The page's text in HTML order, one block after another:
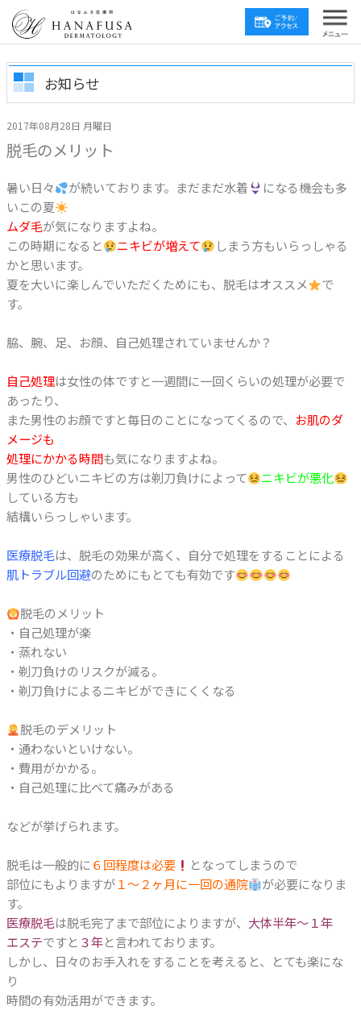
お知らせ
2017年08月28日 月曜日
脱毛のメリット
暑い日々 が続いております。まだまだ水着
になる機会も多
いこの夏
ムダ毛が気になりますよね。
この時期になると
ニキビが増えて
しまう方もいらっしゃる
かと思います。
夏を大いに楽しんでいただくためにも、脱毛はオススメ
で
す。
脇、腕、足、お顔、自己処理されていませんか？
自己処理は女性の体ですと一週間に一回くらいの処理が必要で
あったり、
また男性のお顔ですと毎日のことになってくるので、 お肌のダ
メージも
処理にかかる時間も気になりますよね。
男性のひどいニキビの方は剃刀負けによって
ニキビが悪化
している方も
結構いらっしゃいます。
医療脱毛は、脱毛の効果が高く、自分で処理をすることによる
肌トラブル回避のためにもとても有効です
脱毛のメリット
・自己処理が楽
・蒸れない
・剃刀負けのリスクが減る。
・剃刀負けによるニキビができにくくなる
脱毛のデメリット
・通わないといけない。
・費用がかかる。
・自己処理に比べて痛みがある
などが挙げられます。
脱毛は一般的に６回程度は必要
となってしまうので
部位にもよりますが１〜２ヶ月に一回の通院
が必要になりま
す。
医療脱毛は脱毛完了まで部位によりますが、 大体半年〜１年
エステですと ３年と言われております。
しかし、日々のお手入れをすることを考えると、とても楽にな
り
時間の有効活用ができます。